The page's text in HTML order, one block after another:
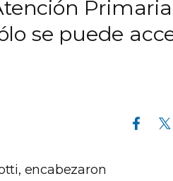
se puede
Compartir en Facebook Compartir en Twitter
encabezaron